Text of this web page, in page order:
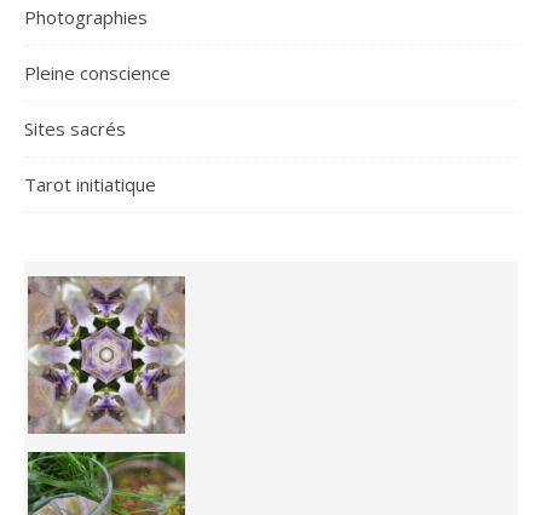
Photographies
Pleine conscience
Sites sacrés
Tarot initiatique